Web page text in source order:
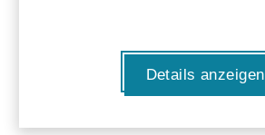
Details anzeigen